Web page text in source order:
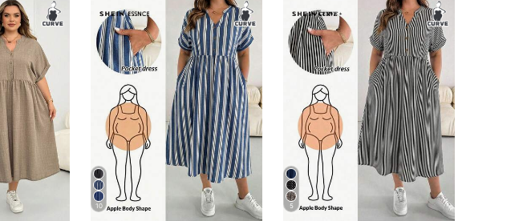
10 5